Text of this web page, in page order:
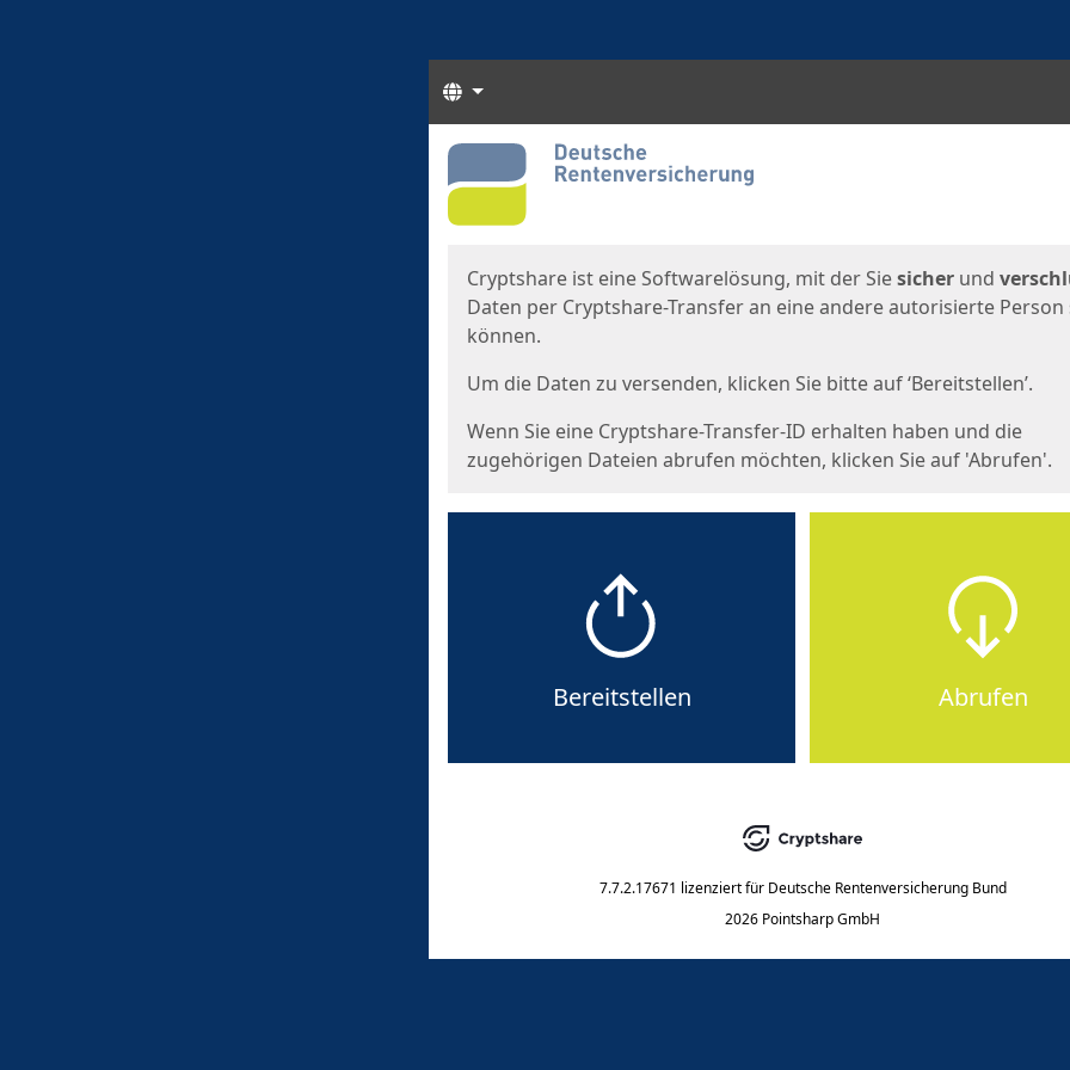
Sprachen
Start
Cryptshare ist eine Softwarelösung, mit der Siesicher und
Daten per Cryptshare-Transfer an eine andere autorisierte Person
können.
Um die Daten zu versenden, klicken Sie bitte auf ‘Bereitstellen’.
Wenn Sie eine Cryptshare-Transfer-ID erhalten haben und die
zugehörigen Dateien abrufen möchten, klicken Sie auf 'Abrufen'.
Bereitstellen Abrufen
7.7.2.17671 lizenziert für Deutsche Rentenversicherung Bund
2026 Pointsharp GmbH